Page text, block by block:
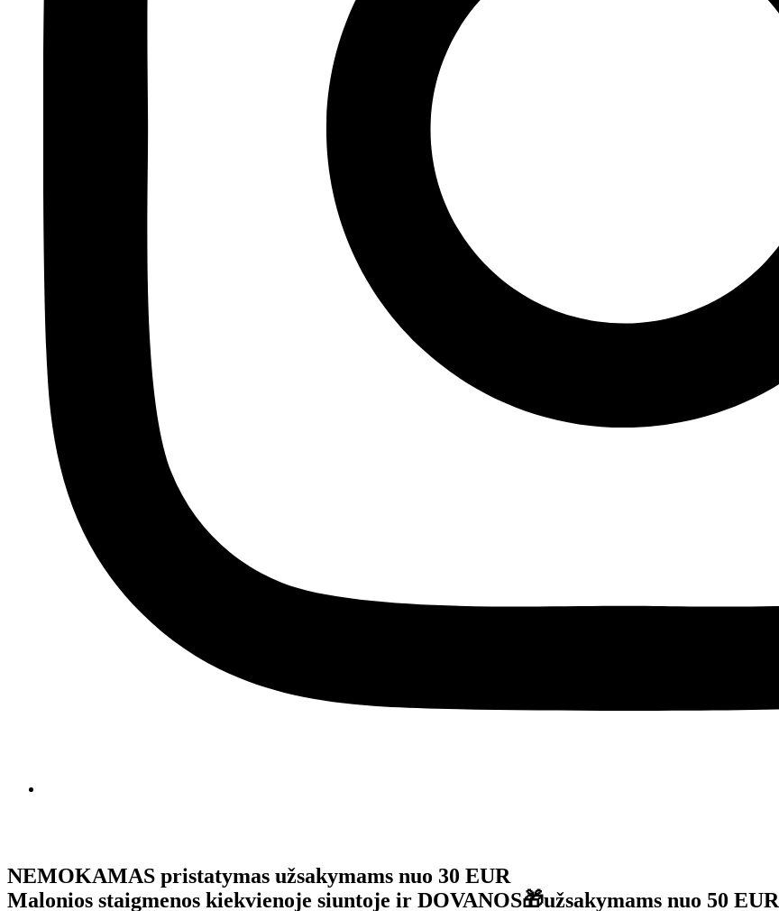
NEMOKAMAS pristatymas užsakymams nuo 30 EUR
Malonios staigmenos kiekvienoje siuntoje ir DOVANOS🎁užsakymams nuo 50 EUR